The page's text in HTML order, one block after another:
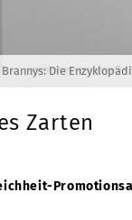
Brannys: Die
Zarten